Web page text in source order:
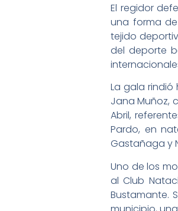
El regidor
una forma
tejido
del deporte
La gala
Jana Muñoz,
Abril,
Pardo, en
Gastañaga y
Uno de los
al Club
Bustamante.